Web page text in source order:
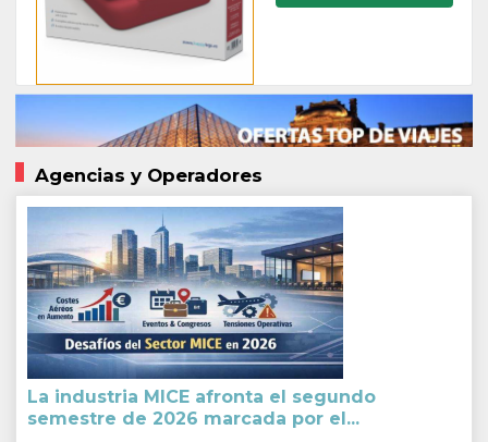
Agencias y Operadores
La industria MICE afronta el segundo
semestre de 2026 marcada por el...